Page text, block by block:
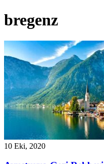
bregenz
10 Eki, 2020